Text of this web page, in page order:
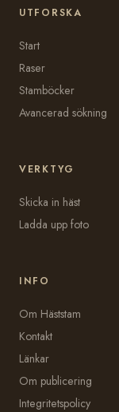
UTFORSKA
Start
Raser
Stamböcker
Avancerad sökning
VERKTYG
Skicka in häst
Ladda upp foto
INFO
Om Häststam
Kontakt
Länkar
Om publicering
Integritetspolicy